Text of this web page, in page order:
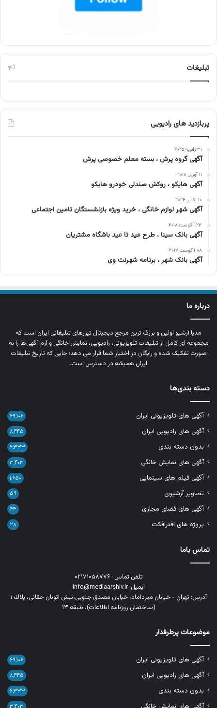
تبلیغات
پربازدید های رادیویی
۳۱ ژانویه ۲۰۲۵
آگهی گروه پرش ، بسته معلم خصوصی پرش
۱۱ آوریل ۲۰۱۸
آگهی هایکو ، روکش صندلی خودرو هایکو
۱۰ اکتبر ۲۰۲۴
آگهی شهر لوازم خانگی ، خرید ویژه بازنشستگان تامین اجتماعی
۲۳ آگوست ۲۰۱۸
آگهی بانک سینا ، طرح عید تا عید باشگاه مشتریان
۰۸ آگوست ۲۰۱۷
آگهی بانک شهر ، برنامه شهرنت وی
درباره ما
مدیا آرشیو اولین و بزرگ‌ ترین مرجع دیجیتال تیزرهای تبلیغاتی ایران است که
مجموعه‌ ای کامل از تبلیغات تلویزیونی، رادیویی، نمایش خانگی و آرم‌ آگهی‌ها را به‌
صورت تفکیک‌ شده و رایگان در اختیار شما قرار می‌ دهد؛ جایی که تاریخ تبلیغات
ایران همیشه در دسترس است.
دسته بندی‌ها
آگهی های تلویزیونی ایران ۶۹,۱۰۶
آگهی های رادیویی ایران ۸,۴۴۵
بدون دسته بندی ۶,۳۳۳
آگهی های نمایش خانگی ۳,۴۰۳
آگهی فیلم های سینمایی ۱,۶۵۰
تصاویر آرشیوی ۵۹
آگهی های فضای مجازی ۴۴
پروژه های افترافکت ۲۸
تماس باما
تلفن تماس : ۰۲۱۷۱۰۵۸۷۷۶
ایمیل: info@mediaarshiv.ir
آدرس: تهران - خیابان میرداماد، خیابان مصدق جنوبی،نبش اتوبان حقانی، پلاك ١
(ساختمان روزنامه اطلاعات)، طبقه ۱۳
موضوعات پرطرفدار
آگهی های تلویزیونی ایران ۶۹,۱۰۶
آگهی های رادیویی ایران ۸,۴۴۵
بدون دسته بندی ۶,۳۳۳